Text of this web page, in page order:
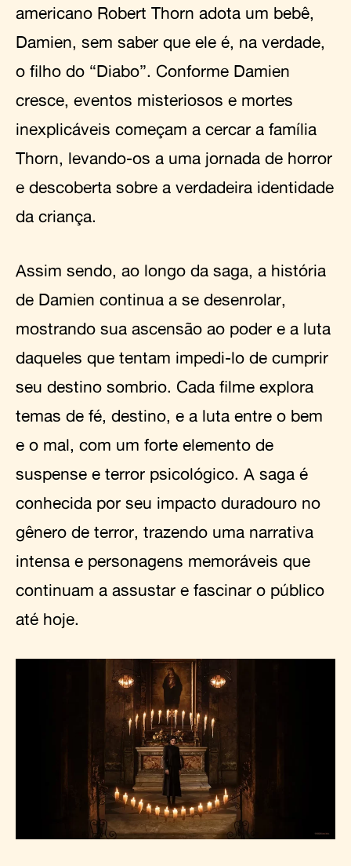
americano Robert Thorn adota um bebê,
Damien, sem saber que ele é, na verdade,
o filho do “Diabo”. Conforme Damien
cresce, eventos misteriosos e mortes
inexplicáveis começam a cercar a família
Thorn, levando-os a uma jornada de horror
e descoberta sobre a verdadeira identidade
da criança.
Assim sendo, ao longo da saga, a história
de Damien continua a se desenrolar,
mostrando sua ascensão ao poder e a luta
daqueles que tentam impedi-lo de cumprir
seu destino sombrio. Cada filme explora
temas de fé, destino, e a luta entre o bem
e o mal, com um forte elemento de
suspense e terror psicológico. A saga é
conhecida por seu impacto duradouro no
gênero de terror, trazendo uma narrativa
intensa e personagens memoráveis que
continuam a assustar e fascinar o público
até hoje.